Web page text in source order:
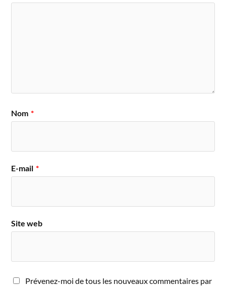
Nom *
E-mail *
Site web
Prévenez-moi de tous les nouveaux commentaires par